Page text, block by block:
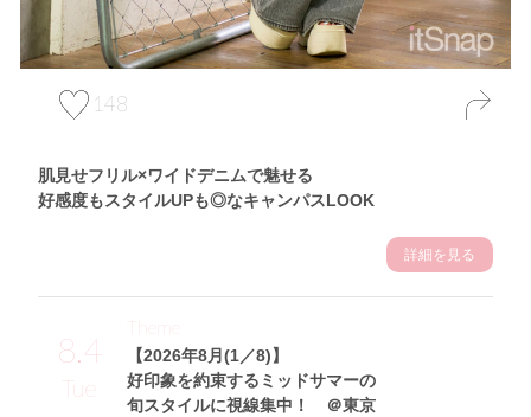
148
肌見せフリル×ワイドデニムで魅せる
好感度もスタイルUPも◎なキャンパスLOOK
詳細を見る
8.4
Tue
【2026年8月(1／8)】
好印象を約束するミッドサマーの
旬スタイルに視線集中！ ＠東京
Theme